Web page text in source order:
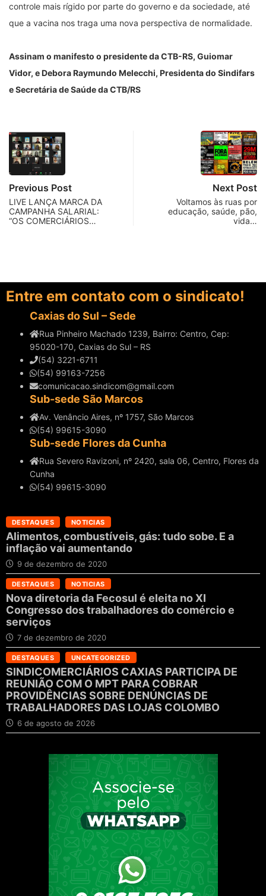
controle mais rígido por parte do governo e da sociedade, até
que a vacina nos traga uma nova perspectiva de normalidade.
Assinam o manifesto o presidente da CTB-RS, Guiomar
Vidor, e Debora Raymundo Melecchi, Presidenta do Sindifars
eSecretária de Saúde da CTB/RS
Previous Post
LIVE LANÇA MARCA DA
CAMPANHA SALARIAL:
“OS COMERCIÁRIOS…
Next Post
Voltamos às ruas por
educação, saúde, pão,
vida…
Entre em contato com o sindicato!
Caxias do Sul – Sede
Rua Pinheiro Machado 1239, Bairro: Centro, Cep:
95020-170, Caxias do Sul – RS
(54) 3221-6711
(54) 99163-7256
comunicacao.sindicom@gmail.com
Sub-sede São Marcos
Av. Venâncio Aires, nº 1757, São Marcos
(54) 99615-3090
Sub-sede Flores da Cunha
Rua Severo Ravizoni, nº 2420, sala 06, Centro, Flores da
Cunha
(54) 99615-3090
DESTAQUES NOTICIAS
Alimentos, combustíveis, gás: tudo sobe. E a
inflação vai aumentando
9 de dezembro de 2020
DESTAQUES NOTICIAS
Nova diretoria da Fecosul é eleita no XI
Congresso dos trabalhadores do comércio e
serviços
7 de dezembro de 2020
DESTAQUES UNCATEGORIZED
SINDICOMERCIÁRIOS CAXIAS PARTICIPA DE
REUNIÃO COM O MPT PARA COBRAR
PROVIDÊNCIAS SOBRE DENÚNCIAS DE
TRABALHADORES DAS LOJAS COLOMBO
6 de agosto de 2026